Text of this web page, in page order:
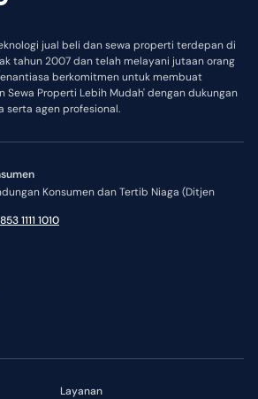
jual beli dan sewa properti terdepan di
tahun 2007 dan telah melayani jutaan orang
berkomitmen untuk membuat
Sewa Properti Lebih Mudah' dengan dukungan
serta agen profesional.
Konsumen dan Tertib Niaga (Ditjen
1111 1010
Layanan